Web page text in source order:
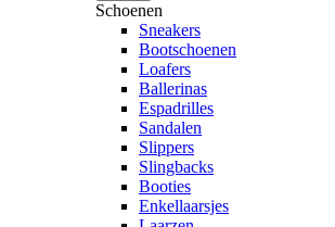
Schoenen
Sneakers
Bootschoenen
Loafers
Ballerinas
Espadrilles
Sandalen
Slippers
Slingbacks
Booties
Enkellaarsjes